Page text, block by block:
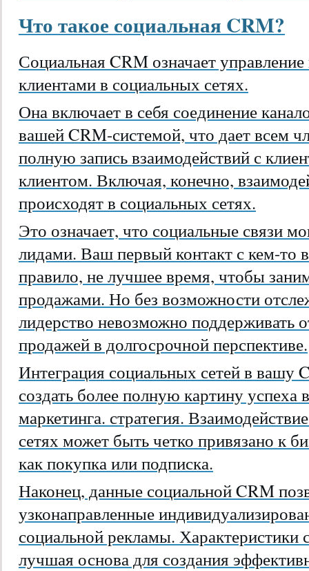
Что такое социальная CRM?
Социальная CRM означает
клиентами в социальных сетях.
Она включает в себя соединение
вашей CRM-системой, что дает всем
полную запись взаимодействий с
клиентом. Включая, конечно,
происходят в социальных сетях.
Это означает, что социальные связи
лидами. Ваш первый контакт с кем-то
правило, не лучшее время, чтобы
продажами. Но без возможности
лидерство невозможно поддерживать
продажей в долгосрочной перспективе.
Интеграция социальных сетей в вашу
создать более полную картину успеха
маркетинга. стратегия.
сетях может быть четко привязано к
как покупка или подписка.
Наконец, данные социальной CRM
узконаправленные
социальной рекламы.
лучшая основа для создания